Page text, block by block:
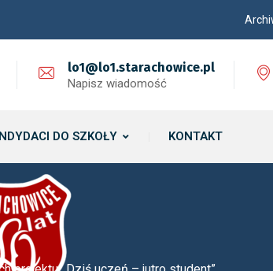
lo1@lo1.starachowice.pl
Napisz wiadomość
DO SZKOŁY KONTAKT